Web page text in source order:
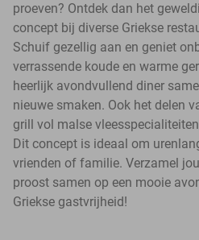
proeven? Ontdek dan het
concept bij diverse Griekse
Schuif gezellig aan en geniet
verrassende koude en warme
heerlijk avondvullend diner
nieuwe smaken. Ook het delen
grill vol malse
Dit concept is ideaal om
vrienden of familie. Verzamel
proost samen op een mooie
Griekse gastvrijheid!